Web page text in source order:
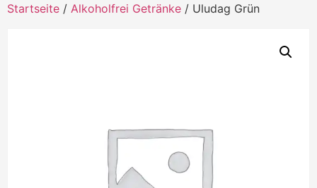
Startseite / Alkoholfrei Getränke / Uludag Grün